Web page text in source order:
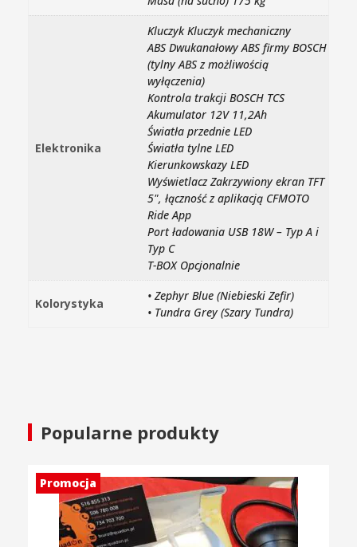
Elektronika
Kluczyk Kluczyk mechaniczny
ABS Dwukanałowy ABS firmy BOSCH
(tylny ABS z możliwością
wyłączenia)
Kontrola trakcji BOSCH TCS
Akumulator 12V 11,2Ah
Światła przednie LED
Światła tylne LED
Kierunkowskazy LED
Wyświetlacz Zakrzywiony ekran TFT
5", łączność z aplikacją CFMOTO
Ride App
Port ładowania USB 18W – Typ A i
Typ C
T-BOX Opcjonalnie
Kolorystyka
• Zephyr Blue (Niebieski Zefir)
• Tundra Grey (Szary Tundra)
Popularne produkty
Promocja